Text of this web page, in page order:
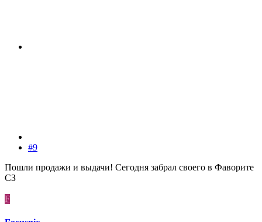
#9
Пошли продажи и выдачи! Сегодня забрал своего в Фаворите
СЗ
F